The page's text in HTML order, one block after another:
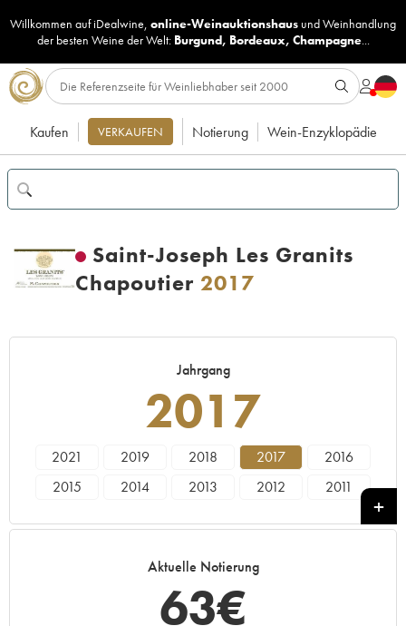
Willkommen auf iDealwine, online-Weinauktionshaus undWeinhandlung
der besten Weine der Welt: Burgund, Bordeaux, Champagne...
Kaufen VERKAUFEN Notierung Wein-Enzyklopädie
Saint-Joseph Les Granits
Chapoutier 2017
Jahrgang
2017
2021 2019 2018 2017
2016
2015
2014 2013 2012
2011
1999 1998 1997
Aktuelle Notierung
63€